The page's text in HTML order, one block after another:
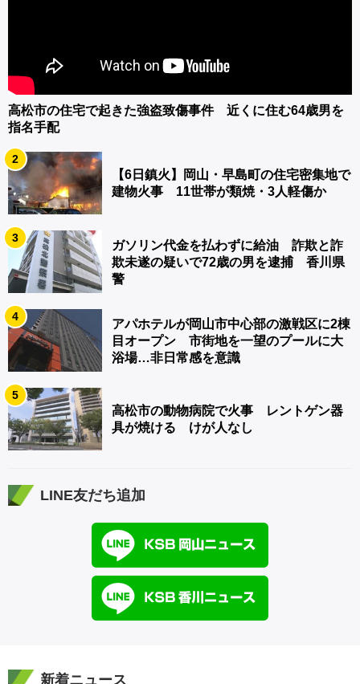
高松市の住宅で起きた強盗致傷事件 近くに住む64歳男を
指名手配
2
【6日鎮火】岡山・早島町の住宅密集地で
建物火事 11世帯が類焼・3人軽傷か
3
ガソリン代金を払わずに給油 詐欺と詐
欺未遂の疑いで72歳の男を逮捕 香川県
警
4
アパホテルが岡山市中心部の激戦区に2棟
目オープン 市街地を一望のプールに大
浴場…非日常感を意識
5
高松市の動物病院で火事 レントゲン器
具が焼ける けが人なし
LINE友だち追加
新着ニュース